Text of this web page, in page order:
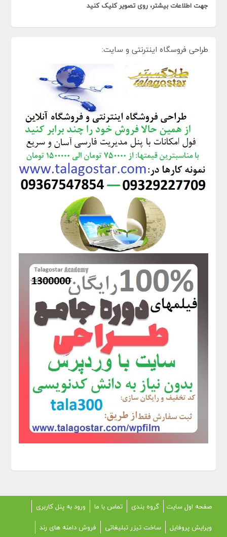
جهت اطلاعات بیشتر، روی تصویر کلیک کنید
طراحی فروسگاه اینترنتی و سایت:
صفحه اول سایت گروه بندی تماس با ما
ورود به پنل کاربری
ویرایش پروفایل
ساخت تیزر تبلیغاتی
فروش دامنه های رند